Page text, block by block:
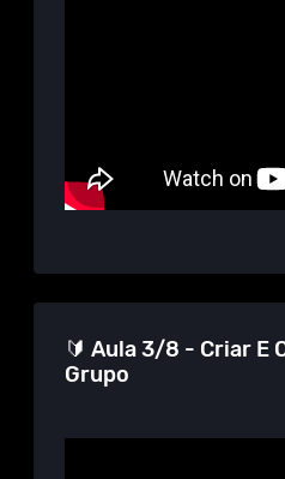
🔰 Aula 3/8 - Criar E
Grupo